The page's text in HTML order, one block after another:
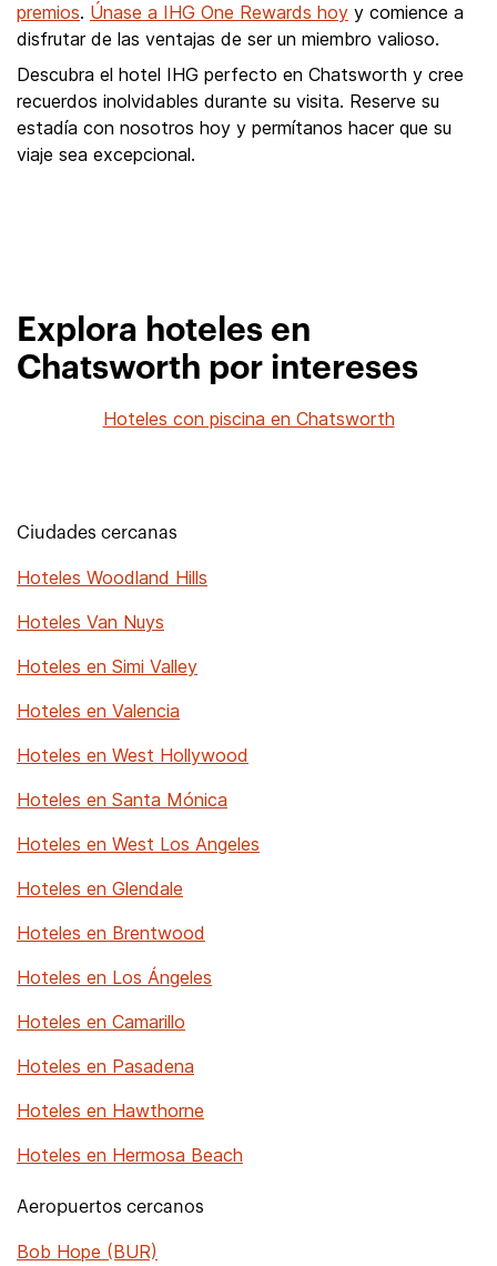
premios. Únase a IHG One Rewards hoy y comience a
disfrutar de las ventajas de ser un miembro valioso.
Descubra el hotel IHG perfecto en Chatsworth y cree
recuerdos inolvidables durante su visita. Reserve su
estadía con nosotros hoy y permítanos hacer que su
viaje sea excepcional.
Explora hoteles en
Chatsworth por intereses
Hoteles con piscina en Chatsworth
Ciudades cercanas
Hoteles Woodland Hills
Hoteles Van Nuys
Hoteles en Simi Valley
Hoteles en Valencia
Hoteles en West Hollywood
Hoteles en Santa Mónica
Hoteles en West Los Angeles
Hoteles en Glendale
Hoteles en Brentwood
Hoteles en Los Ángeles
Hoteles en Camarillo
Hoteles en Pasadena
Hoteles en Hawthorne
Hoteles en Hermosa Beach
Aeropuertos cercanos
Bob Hope (BUR)